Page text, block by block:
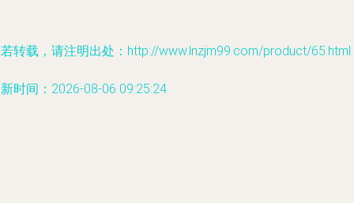
转载，请注明出处：http://www.lnzjm99.com/product/65.html
时间：2026-08-06 09:25:24